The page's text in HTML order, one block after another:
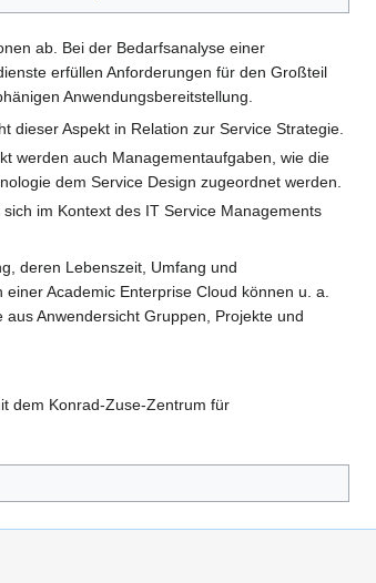
ab. Bei der Bedarfsanalyse einer
erfüllen Anforderungen für den Großteil
Anwendungsbereitstellung.
Aspekt in Relation zur Service Strategie.
werden auch Managementaufgaben, wie die
dem Service Design zugeordnet werden.
im Kontext des IT Service Managements
deren Lebenszeit, Umfang und
Academic Enterprise Cloud können u. a.
Anwendersicht Gruppen, Projekte und
dem Konrad-Zuse-Zentrum für